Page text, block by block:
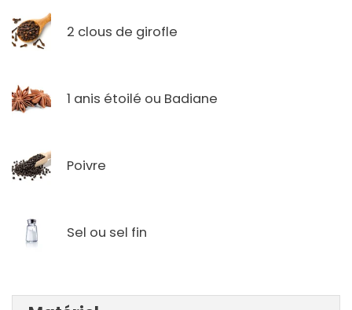
2 clous de girofle
1 anis étoilé ou Badiane
Poivre
Sel ou sel fin